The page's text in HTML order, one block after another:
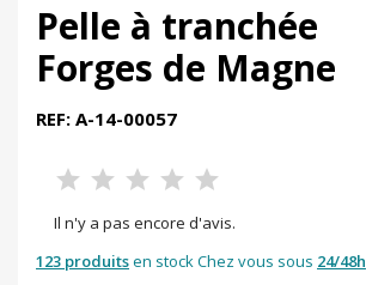
Pelle à tranchée
Forges de Magne
REF: A-14-00057
Il n'y a pas encore d'avis.
123 produitsen stock Chez vous sous 24/48h